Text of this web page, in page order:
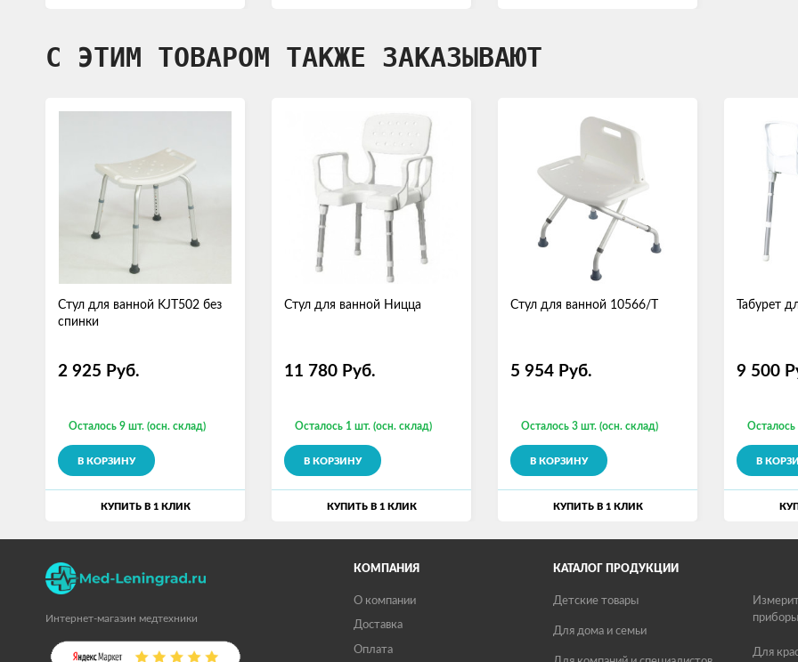
С ЭТИМ ТОВАРОМ ТАКЖЕ ЗАКАЗЫВАЮТ
Стул для ванной KJT502 без
спинки
2 925 Руб.
Осталось 9 шт. (осн. склад)
В КОРЗИНУ
КУПИТЬ В 1 КЛИК
Стул для ванной Ницца
11 780 Руб.
Осталось 1 шт. (осн. склад)
В КОРЗИНУ
КУПИТЬ В 1 КЛИК
Стул для ванной 10566/T
5 954 Руб.
Осталось 3 шт. (осн. склад)
В КОРЗИНУ
КУПИТЬ В 1 КЛИК
Табурет
9 500
Осталось
В
Интернет-магазин медтехники
КОМПАНИЯ
О компании
Доставка
Оплата
КАТАЛОГ ПРОДУКЦИИ
Детские товары
Для дома и семьи
приборы
Для